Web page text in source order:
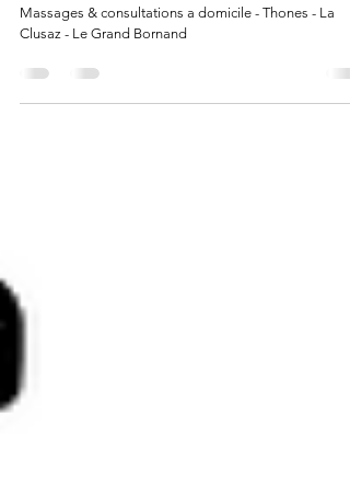
Massages & consultations a
domicile
Massages & consultations a domicile - Thones - La